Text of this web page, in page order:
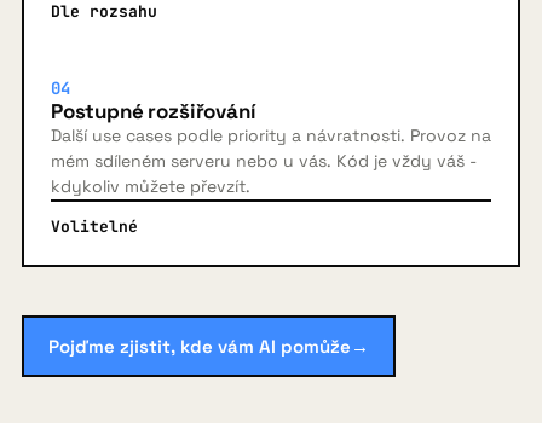
Dle rozsahu
04
Postupné rozšiřování
Další use cases podle priority a návratnosti. Provoz na
mém sdíleném serveru nebo u vás. Kód je vždy váš -
kdykoliv můžete převzít.
Volitelné
Pojďme zjistit, kde vám AI pomůže →